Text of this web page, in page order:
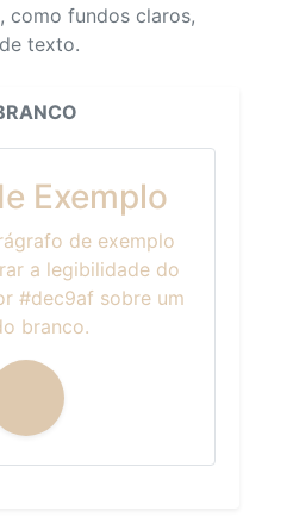
como fundos claros,
texto.
Exemplo
de exemplo
a legibilidade do
#dec9af sobre um
branco.